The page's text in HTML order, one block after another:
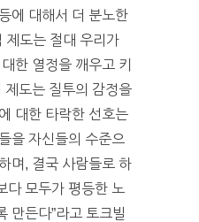
에 대해서 더 분노한
제도는 절대 우리가
한 열정을 깨우고 키
제도는 질투의 감정을
대한 타락한 선호는
을 자신들의 수준으
며, 결국 사람들로 하
다 모두가 평등한 노
만든다”라고 토크빌